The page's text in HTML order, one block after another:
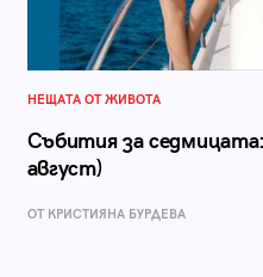
НЕЩАТА ОТ ЖИВОТА
Събития за
август)
ОТ КРИСТИЯНА БУРДЕВА